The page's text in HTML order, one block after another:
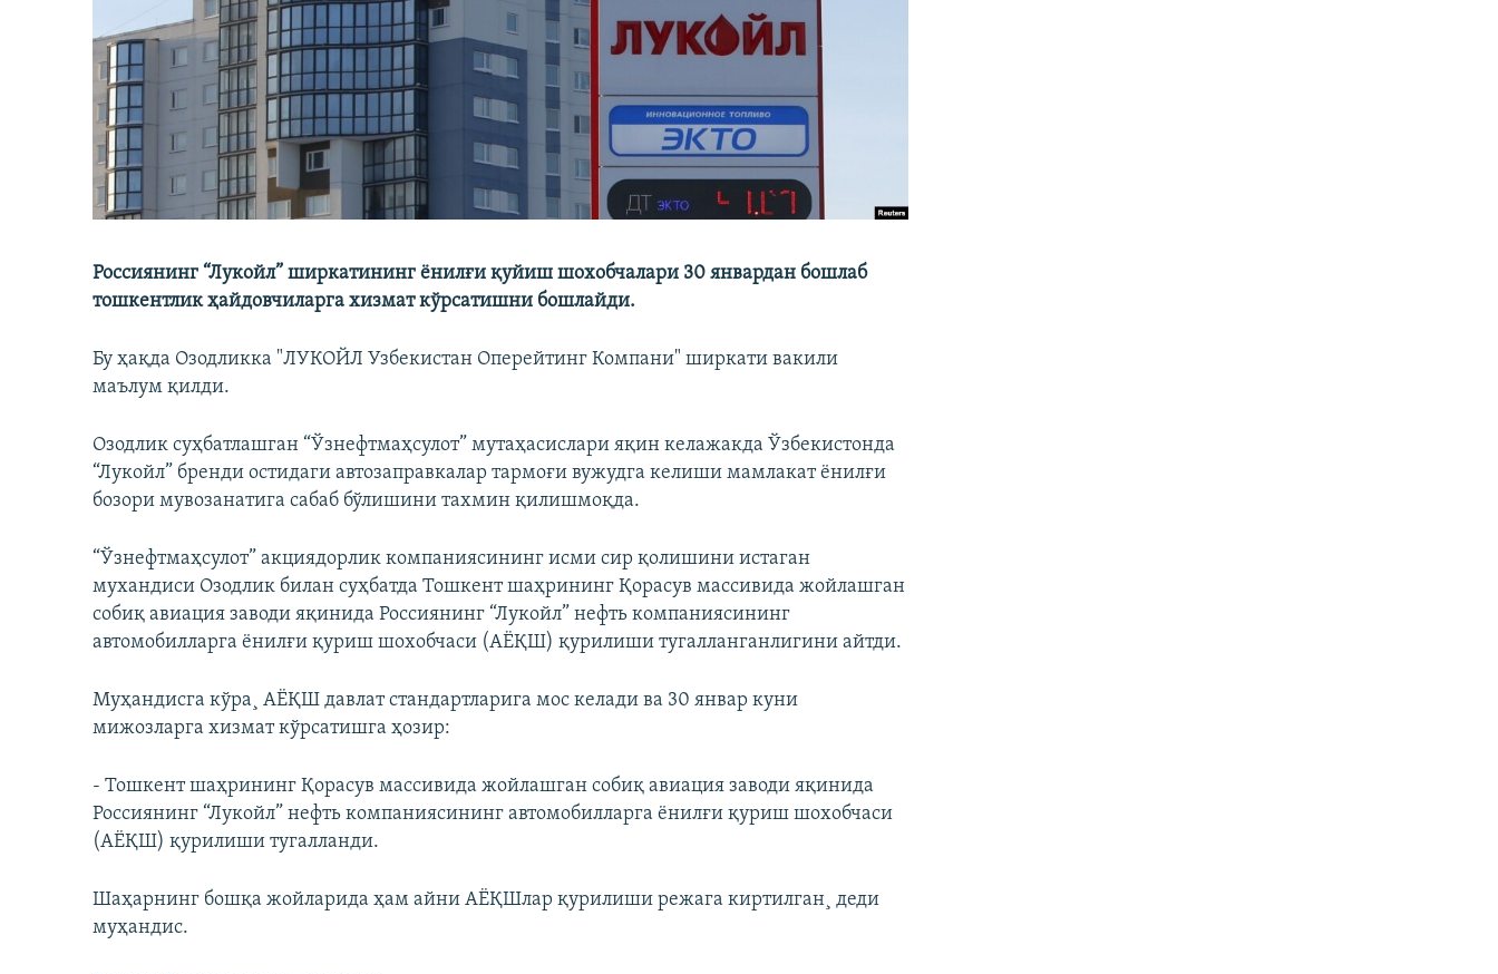
Россиянинг “Лукойл” ширкатининг ёнилғи қуйиш шохобчалари 30 январдан бошлаб
тошкентлик ҳайдовчиларга хизмат кўрсатишни бошлайди.
Бу ҳақда Озодликка "ЛУКОЙЛ Узбекистан Оперейтинг Компани" ширкати вакили
маълум қилди.
Озодлик суҳбатлашган “Ўзнефтмаҳсулот” мутаҳасислари яқин келажакда Ўзбекистонда
“Лукойл” бренди остидаги автозаправкалар тармоғи вужудга келиши мамлакат ëнилғи
бозори мувозанатига сабаб бўлишини тахмин қилишмоқда.
“Ўзнефтмаҳсулот” акциядорлик компаниясининг исми сир қолишини истаган
мухандиси Озодлик билан суҳбатда Тошкент шаҳрининг Қорасув массивида жойлашган
собиқ авиация заводи яқинида Россиянинг “Лукойл” нефть компаниясининг
автомобилларга ëнилғи қуриш шохобчаси (АЁҚШ) қурилиши тугалланганлигини айтди.
Муҳандисга кўра¸ АËҚШ давлат стандартларига мос келади ва 30 январ куни
мижозларга хизмат кўрсатишга ҳозир:
- Тошкент шаҳрининг Қорасув массивида жойлашган собиқ авиация заводи яқинида
Россиянинг “Лукойл” нефть компаниясининг автомобилларга ëнилғи қуриш шохобчаси
(АЁҚШ) қурилиши тугалланди.
Шаҳарнинг бошқа жойларида ҳам айни АËҚШлар қурилиши режага киртилган¸ деди
муҳандис.